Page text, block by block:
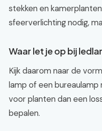
stekken en
sfeerverlichting nodig,
Waar let je op bij
Kijk daarom naar de
lamp of een bureaulamp
voor planten dan een
bepalen.